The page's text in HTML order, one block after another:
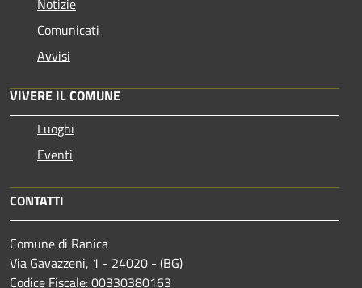
Notizie
Comunicati
Avvisi
VIVERE IL COMUNE
Luoghi
Eventi
CONTATTI
Comune di Ranica
Via Gavazzeni, 1 - 24020 - (BG)
Codice Fiscale: 00330380163